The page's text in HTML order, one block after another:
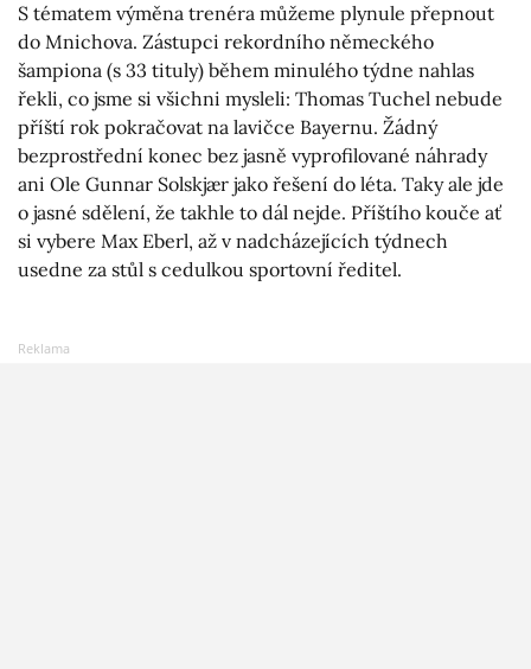
S tématem výměna trenéra můžeme plynule přepnout
do Mnichova. Zástupci rekordního německého
šampiona (s 33 tituly) během minulého týdne nahlas
řekli, co jsme si všichni mysleli: Thomas Tuchel nebude
příští rok pokračovat na lavičce Bayernu. Žádný
bezprostřední konec bez jasně vyprofilované náhrady
ani Ole Gunnar Solskjær jako řešení do léta. Taky ale jde
o jasné sdělení, že takhle to dál nejde. Příštího kouče ať
si vybere Max Eberl, až v nadcházejících týdnech
usedne za stůl s cedulkou sportovní ředitel.